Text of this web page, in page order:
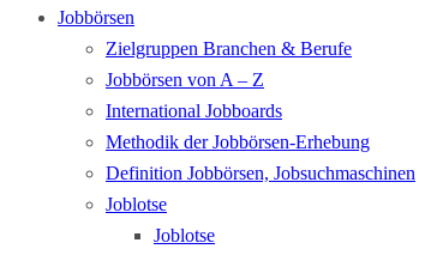
Jobbörsen
Zielgruppen Branchen & Berufe
Jobbörsen von A – Z
International Jobboards
Methodik der Jobbörsen-Erhebung
Definition Jobbörsen, Jobsuchmaschinen
Joblotse
Joblotse